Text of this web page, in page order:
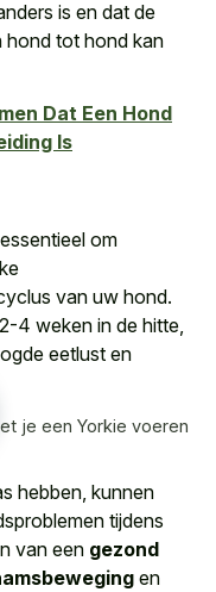
is en dat de
hond tot hond kan
Dat Een Hond
Is
om
van uw hond.
4 weken in de hitte,
eetlust en
je een Yorkie voeren
hebben, kunnen
tijdens
van een gezond
en